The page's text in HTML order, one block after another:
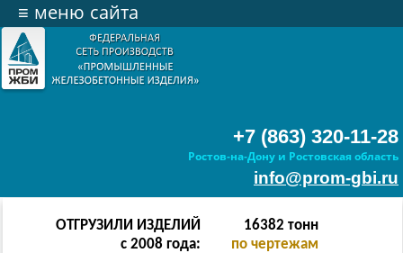
+7 (863) 320-11-28
Ростов-на-Дону и Ростовская область
info@prom-gbi.ru
≡ меню сайта
ОТГРУЗИЛИ ИЗДЕЛИЙ
с 2008 года:
65534 тонн
по чертежам